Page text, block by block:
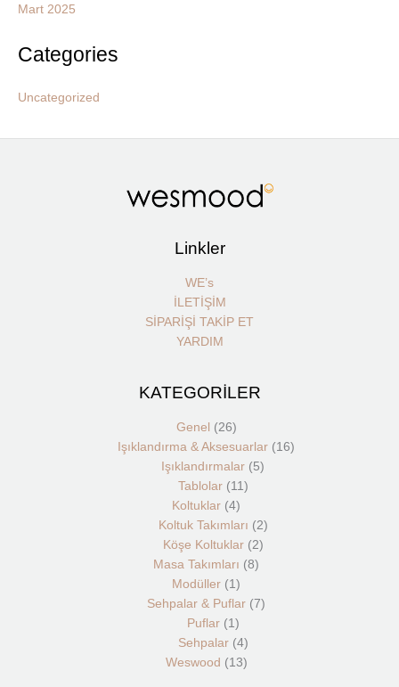
Mart 2025
Categories
Uncategorized
Linkler
WE’s
İLETİŞİM
SİPARİŞİ TAKİP ET
YARDIM
KATEGORİLER
Genel 26
26
Işıklandırma & Aksesuarlar 16
Işıklandırmalar 5
5
Tablolar 11
11
Koltuklar 4
4
Koltuk Takımları 2
Köşe Koltuklar 2
2
Masa Takımları 8
8
Modüller 1
1
Sehpalar & Puflar 7
Puflar 1
1
Sehpalar 4
4
Weswood 13
13